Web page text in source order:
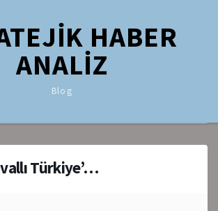
HABER
ANALİZ
Blog
Türkiye’…